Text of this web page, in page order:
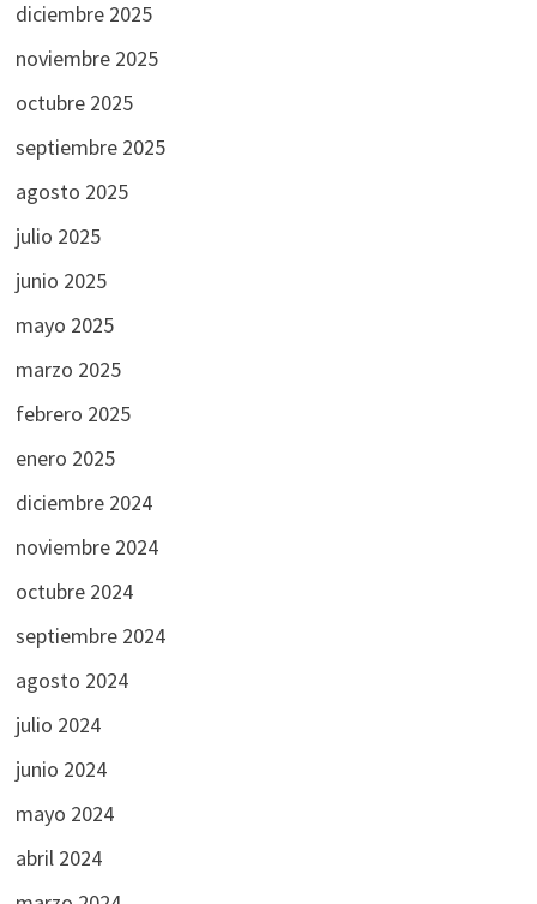
diciembre 2025
noviembre 2025
octubre 2025
septiembre 2025
agosto 2025
julio 2025
junio 2025
mayo 2025
marzo 2025
febrero 2025
enero 2025
diciembre 2024
noviembre 2024
octubre 2024
septiembre 2024
agosto 2024
julio 2024
junio 2024
mayo 2024
abril 2024